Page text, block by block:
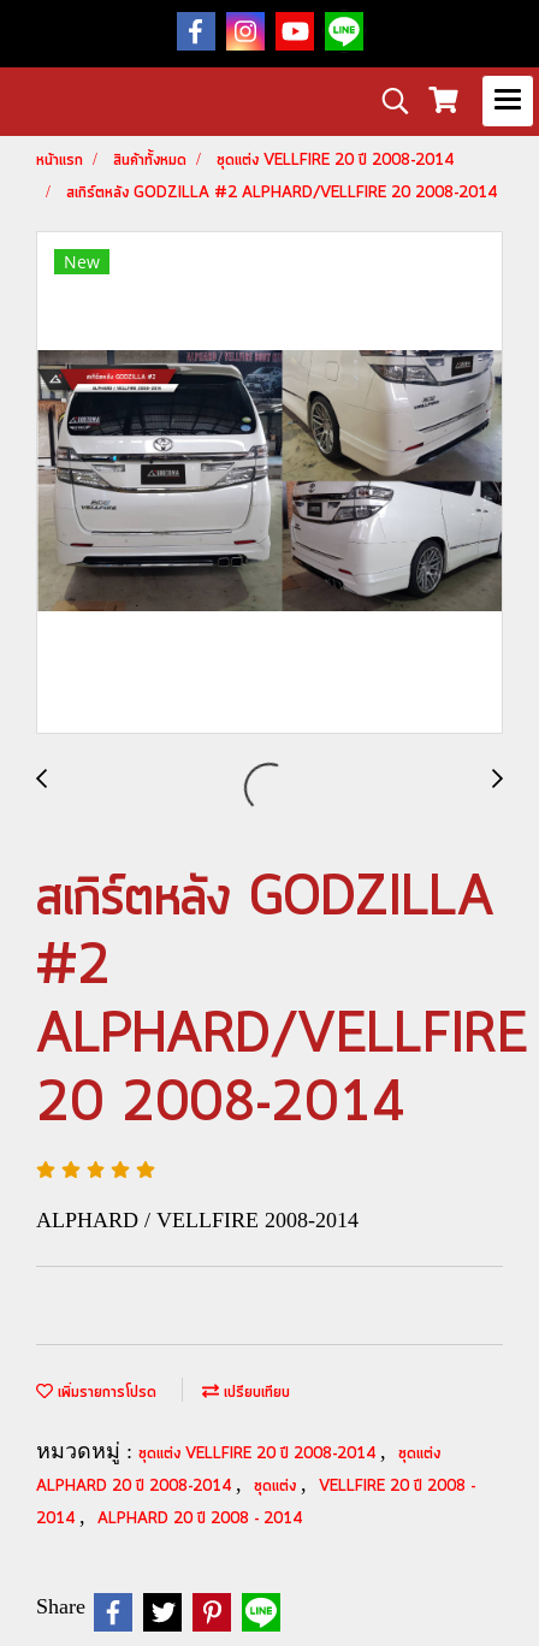
หน้าแรก สินค้าทั้งหมด
ชุดแต่ง VELLFIRE 20 ปี 2008-2014
สเกิร์ตหลัง GODZILLA #2 ALPHARD/VELLFIRE 20 2008-2014
New
สเกิร์ตหลัง GODZILLA
#2
ALPHARD/VELLFIRE
20 2008-2014
ALPHARD / VELLFIRE 2008-2014
เพิ่มรายการโปรด เปรียบเทียบ
หมวดหมู่ : ชุดแต่ง VELLFIRE 20 ปี 2008-2014 , ชุดแต่ง
ALPHARD 20 ปี 2008-2014 , ชุดแต่ง , VELLFIRE 20 ปี 2008 -
2014 , ALPHARD 20 ปี 2008 - 2014
Share